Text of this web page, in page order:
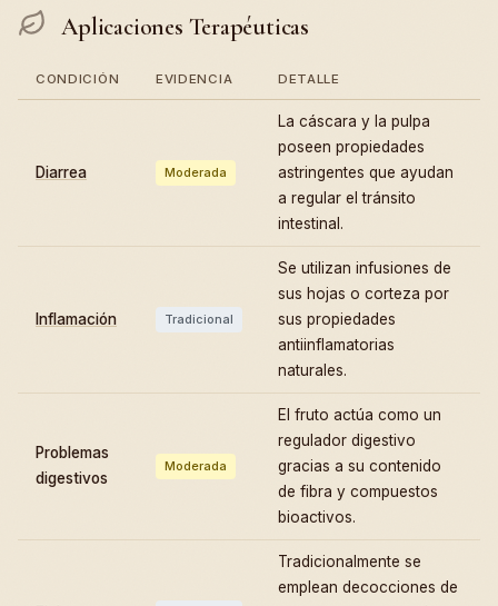
Aplicaciones Terapéuticas
CONDICIÓN EVIDENCIA DETALLE
Diarrea Moderada
La cáscara y la pulpa
poseen propiedades
astringentes que ayudan
a regular el tránsito
intestinal.
Inflamación Tradicional
Se utilizan infusiones de
sus hojas o corteza por
sus propiedades
antiinflamatorias
naturales.
Problemas
digestivos
Moderada
El fruto actúa como un
regulador digestivo
gracias a su contenido
de fibra y compuestos
bioactivos.
Tradicionalmente se
emplean decocciones de